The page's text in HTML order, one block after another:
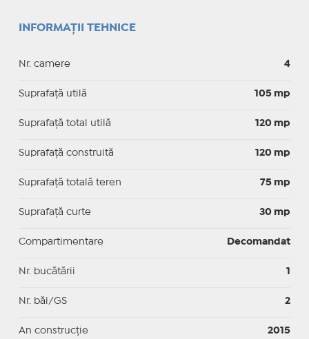
INFORMAȚII TEHNICE
Nr. camere 4
Suprafaţă utilă 105 mp
Suprafaţă total utilă 120 mp
Suprafaţă construită 120 mp
Suprafață totală teren 75 mp
Suprafaţă curte 30 mp
Compartimentare Decomandat
Nr. bucătării 1
Nr. băi/GS 2
An construcție 2015